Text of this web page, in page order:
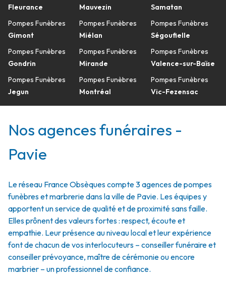
Fleurance
Pompes Funèbres
Gimont
Pompes Funèbres
Gondrin
Pompes Funèbres
Jegun
Mauvezin
Pompes Funèbres
Miélan
Pompes Funèbres
Mirande
Pompes Funèbres
Montréal
Samatan
Pompes Funèbres
Ségoufielle
Pompes Funèbres
Valence-sur-Baïse
Pompes Funèbres
Vic-Fezensac
Nos agences funéraires -
Pavie
Le réseau France Obsèques compte 3 agences de pompes
funèbres et marbrerie dans la ville de Pavie. Les équipes y
apportent un service de qualité et de proximité sans faille.
Elles prônent des valeurs fortes : respect, écoute et
empathie. Leur présence au niveau local et leur expérience
font de chacun de vos interlocuteurs – conseiller funéraire et
conseiller prévoyance, maître de cérémonie ou encore
marbrier – un professionnel de confiance.